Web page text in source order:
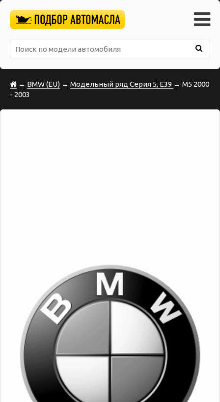
→ BMW (EU) → Модельный ряд Серия 5, E39 → M5 2000
- 2003